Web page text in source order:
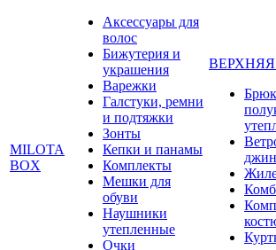
MILOTA
BOX
Аксессуары для
волос
Бижутерия и
украшения
Варежки
Галстуки, ремни
и подтяжки
Зонты
Кепки и панамы
Комплекты
Мешки для
обуви
Наушники
утепленные
Очки